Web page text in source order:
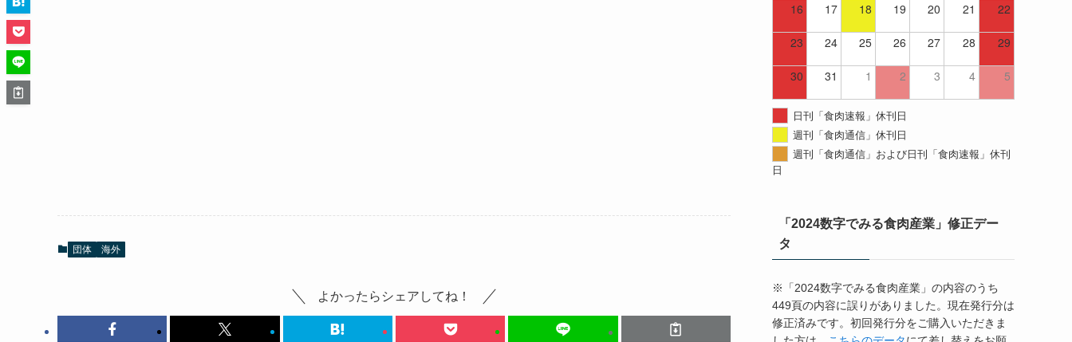
団体 海外
よかったらシェアしてね！
16 17 18 19 20 21 22
23 24 25 26 27 28 29
30 31 1 2 3 4 5
日刊「食肉速報」休刊日
週刊「食肉通信」休刊日
週刊「食肉通信」および日刊「食肉速報」休刊
日
「2024数字でみる食肉産業」修正デー
タ
※「2024数字でみる食肉産業」の内容のうち
449頁の内容に誤りがありました。現在発行分は
修正済みです。初回発行分をご購入いただきま